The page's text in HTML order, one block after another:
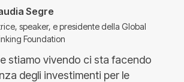
Segre
speaker, e presidente della Global
Foundation
stiamo vivendo ci sta facendo
degli investimenti per le